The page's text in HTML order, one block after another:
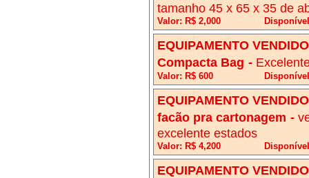
tamanho 45 x 65 x 35 de
Valor: R$ 2,000
EQUIPAMENTO
Compacta Bag -
Valor: R$ 600
EQUIPAMENTO
facão pra cartonagem -
excelente estados
Valor: R$ 4,200
EQUIPAMENTO